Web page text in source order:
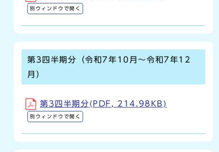
別ウィンドウで開く
第3四半期分（令和7年10月～令和7年12
月）
第3四半期分(PDF, 214.98KB)
別ウィンドウで開く